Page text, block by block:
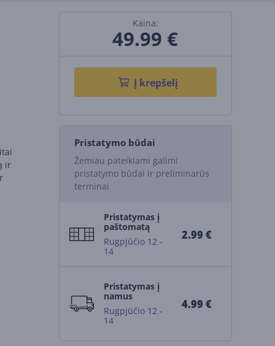
ir
Kaina:
49.99 €
Į krepšelį
Pristatymo būdai
Žemiau pateikiami galimi
pristatymo būdai ir preliminarūs
terminai
Pristatymas į
paštomatą
Rugpjūčio 12 -
14
2.99 €
Pristatymas į
namus
Rugpjūčio 12 -
14
4.99 €